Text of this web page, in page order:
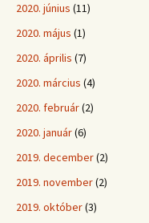
2020. június (11)
2020. május (1)
2020. április (7)
2020. március (4)
2020. február(2)
2020. január(6)
2019. december(2)
2019. november(2)
2019. október(3)